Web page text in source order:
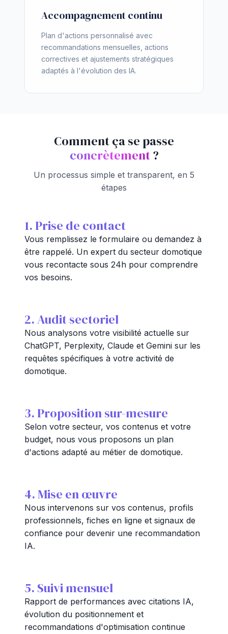
Accompagnement continu
Plan d'actions personnalisé avec
recommandations mensuelles, actions
correctives et ajustements stratégiques
adaptés à l'évolution des IA.
Comment ça se passe
concrètement?
Un processus simple et transparent, en 5
étapes
1. Prise de contact
Vous remplissez le formulaire ou demandez à
être rappelé. Un expert du secteur domotique
vous recontacte sous 24h pour comprendre
vos besoins.
2. Audit sectoriel
Nous analysons votre visibilité actuelle sur
ChatGPT, Perplexity, Claude et Gemini sur les
requêtes spécifiques à votre activité de
domotique.
3. Proposition sur-mesure
Selon votre secteur, vos contenus et votre
budget, nous vous proposons un plan
d'actions adapté au métier de domotique.
4. Mise en œuvre
Nous intervenons sur vos contenus, profils
professionnels, fiches en ligne et signaux de
confiance pour devenir une recommandation
IA.
5. Suivi mensuel
Rapport de performances avec citations IA,
évolution du positionnement et
recommandations d'optimisation continue